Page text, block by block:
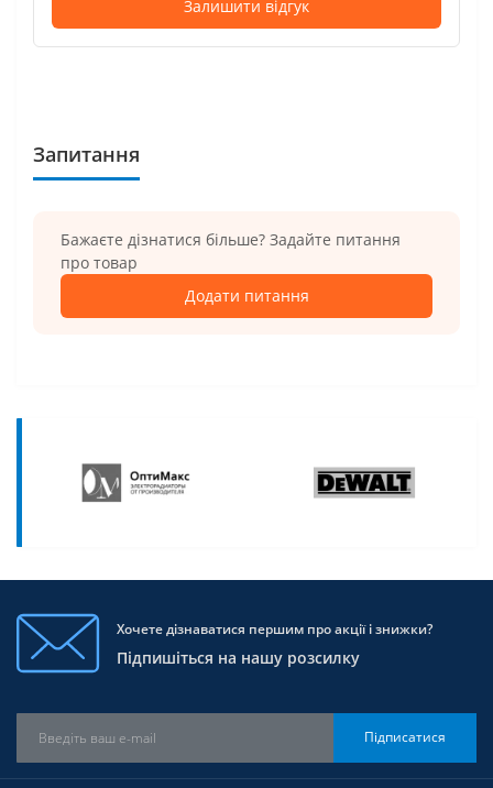
Залишити відгук
Запитання
Бажаєте дізнатися більше? Задайте питання
про товар
Додати питання
Хочете дізнаватися першим про акції і знижки?
Підпишіться на нашу розсилку
Підписатися